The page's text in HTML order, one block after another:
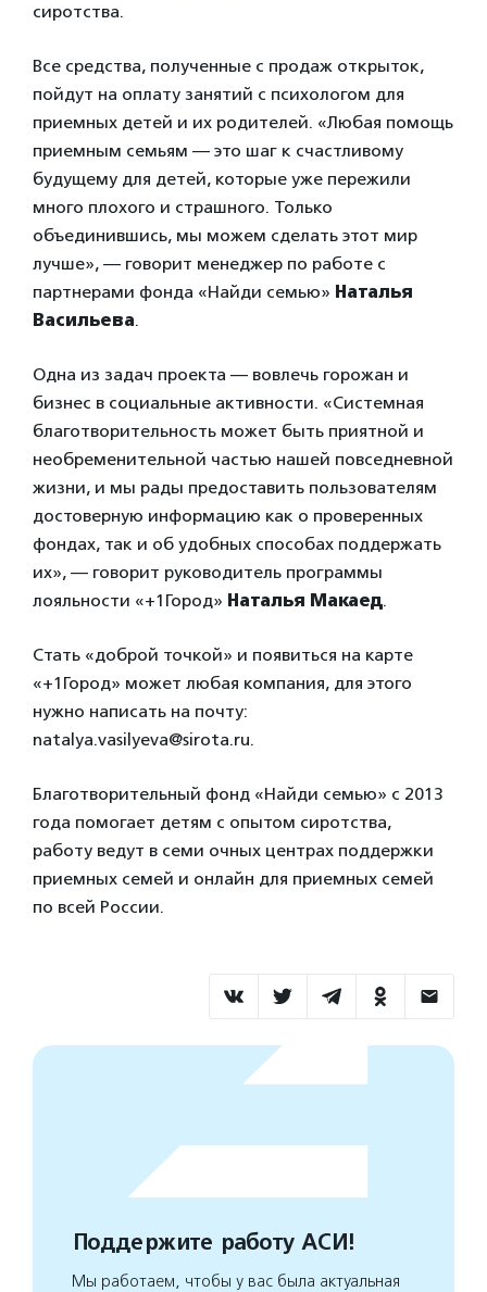
сиротства.
Все средства, полученные с продаж открыток,
пойдут на оплату занятий с психологом для
приемных детей и их родителей. «Любая помощь
приемным семьям — это шаг к счастливому
будущему для детей, которые уже пережили
много плохого и страшного. Только
объединившись, мы можем сделать этот мир
лучше», — говорит менеджер по работе с
партнерами фонда «Найди семью» Наталья
Васильева.
Одна из задач проекта — вовлечь горожан и
бизнес в социальные активности. «Системная
благотворительность может быть приятной и
необременительной частью нашей повседневной
жизни, и мы рады предоставить пользователям
достоверную информацию как о проверенных
фондах, так и об удобных способах поддержать
их», — говорит руководитель программы
лояльности «+1Город» Наталья Макаед.
Стать «доброй точкой» и появиться на карте
«+1Город» может любая компания, для этого
нужно написать на почту:
natalya.vasilyeva@sirota.ru.
Благотворительный фонд «Найди семью» с 2013
года помогает детям с опытом сиротства,
работу ведут в семи очных центрах поддержки
приемных семей и онлайн для приемных семей
по всей России.
Поддержите работу АСИ!
Мы работаем, чтобы у вас была актуальная